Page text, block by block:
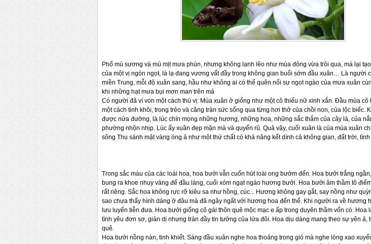
Phố mù sương và mù mịt mưa phùn, nhưng không lạnh lẽo như mùa đông vừa trôi qua, mà lại
của một vị ngòn ngọt, là lạ đang vương vất đầy trong không gian buổi sớm đầu xuân… Là người
miền Trung, mỗi độ xuân sang, hầu như không ai có thể quên nổi sự ngọt ngào của mưa xuân
khi những hạt mưa bụi mơn man trên má
Có người đã ví von một cách thú vị: Mùa xuân ở giống như một cô thiếu nữ xinh xắn. Đầu mùa cô
một cách tinh khôi, trong trẻo và căng tràn sức sống qua từng hơi thở của chồi non, của lộc biếc.
được nửa đường, là lúc chín mọng những hương, những hoa, những sắc thắm của cây lá, của
phường nhộn nhịp. Lúc ấy xuân đẹp mặn mà và quyến rũ. Quả vậy, cuối xuân là của mùa xuân
sông Thu sánh mật vàng óng ả như một thứ chất có khả năng kết dính cả không gian, đất trời,
Trong sắc màu của các loài hoa, hoa bưởi vẫn cuốn hút loài ong bướm đến. Hoa bưởi trắng
bung ra khoe nhụy vàng để đầu làng, cuối xóm ngạt ngào hương bưởi. Hoa bưởi âm thầm tô
rất riêng. Sắc hoa không rực rỡ kiêu sa như hồng, cúc... Hương không gay gắt, say nồng như
sao chưa thấy hình dáng ở đâu mà đã ngây ngất với hương hoa đến thế. Khi người ra về hương
lưu luyến tiễn đưa. Hoa bưởi giống cô gái thôn quê mộc mạc e ấp trong duyên thầm vốn có. Hoa
tình yêu đơn sơ, giản dị nhưng tràn đầy tin tưởng của lứa đôi. Hoa dịu dàng mang theo sự yên ả,
quê.
Hoa bưởi nồng nàn, tinh khiết. Sáng đầu xuân nghe hoa thoảng trong gió mà nghe lòng xao